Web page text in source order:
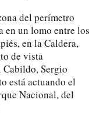
del perímetro
en un lomo entre los
en la Caldera,
de vista
Sergio
está actuando el
Nacional, del